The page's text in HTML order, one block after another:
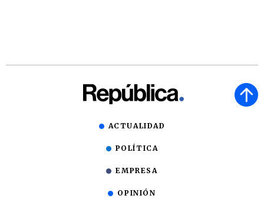
ACTUALIDAD
POLÍTICA
EMPRESA
OPINIÓN